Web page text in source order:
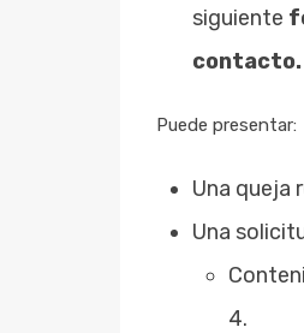
siguiente
contacto.
Puede presentar:
Una queja
Una
4.